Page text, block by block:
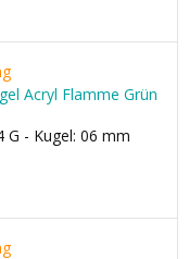
Acryl Flamme Grün
G - Kugel: 06 mm